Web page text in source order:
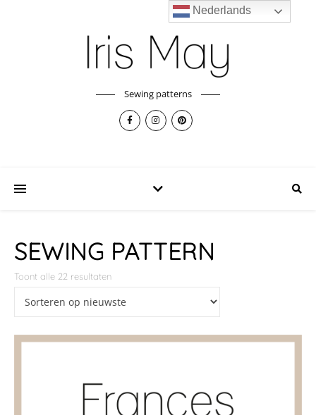
Sewing patterns
SEWING PATTERN
Toont alle 22 resultaten
Nederlands